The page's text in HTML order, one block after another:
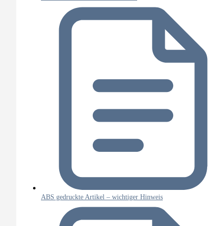
ABS gedruckte Artikel – wichtiger Hinweis